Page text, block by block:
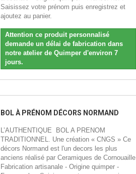
Saisissez votre prénom puis enregistrez et
ajoutez au panier.
Attention ce produit personnalisé
demande un délai de fabrication dans
notre atelier de Quimper d'environ 7
jours.
BOL À PRÉNOM DÉCORS NORMAND
L’AUTHENTIQUE BOL A PRENOM
TRADITIONNEL. Une création « CNGS » Ce
décors Normand est l'un decors les plus
anciens réalisé par Ceramiques de Cornouaille
Fabrication artisanale - Origine quimper -